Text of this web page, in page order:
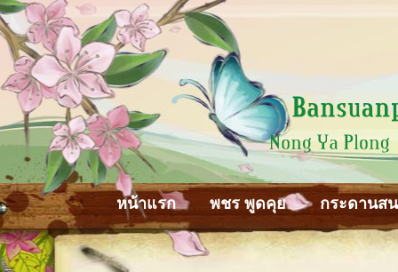
หน้าแรก พชร พูดคุย กระดานส